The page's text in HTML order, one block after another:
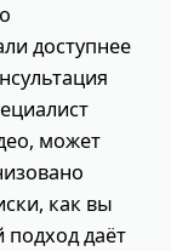
доступнее
может
как вы
подход даёт